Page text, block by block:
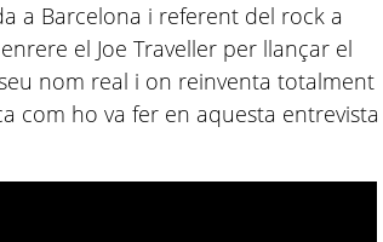
a Barcelona i referent del rock a
el Joe Traveller per llançar el
nom real i on reinventa totalment
com ho va fer en aquesta entrevista